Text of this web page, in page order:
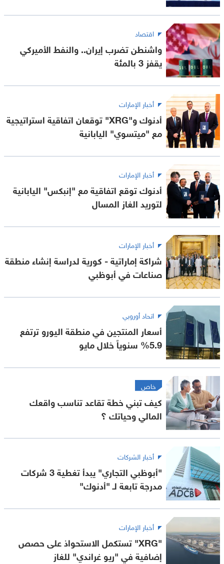
اقتصاد
واشنطن تضرب إيران.. والنفط الأميركي
يقفز 3 بالمئة
أخبار الإمارات
أدنوك و"XRG" توقعان اتفاقية استراتيجية
مع "ميتسوي" اليابانية
أخبار الإمارات
أدنوك توقع اتفاقية مع "إنبكس" اليابانية
لتوريد الغاز المسال
أخبار الإمارات
شراكة إماراتية - كورية لدراسة إنشاء منطقة
صناعات في أبوظبي
اتحاد أوروبي
أسعار المنتجين في منطقة اليورو ترتفع
5.9% سنوياً خلال مايو
خاص
كيف تبني خطة تقاعد تناسب واقعك
المالي وحياتك ؟
أخبار الشركات
"أبوظبي التجاري" يبدأ تغطية 3 شركات
مدرجة تابعة لـ "أدنوك"
أخبار الإمارات
"XRG" تستكمل الاستحواذ على حصص
إضافية في "ريو غراندي" للغاز